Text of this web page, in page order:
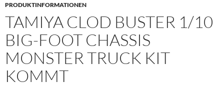
PRODUKTINFORMATIONEN
TAMIYA CLOD BUSTER 1/10
BIG-FOOT CHASSIS
MONSTER TRUCK KIT
KOMMT